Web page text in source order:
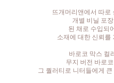
뜨개머리앤에서 따로
개별 비닐 포
된 채로 수입되
소재에 대한 신뢰를
바로코 막스 컬
무지 버전 바로
그 퀄러티로 니터들에게